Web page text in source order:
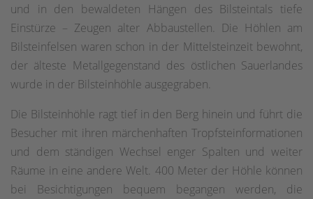
und in den bewaldeten Hängen des Bilsteintals tiefe
Einstürze – Zeugen alter Abbaustellen. Die Höhlen am
Bilsteinfelsen waren schon in der Mittelsteinzeit bewohnt,
der älteste Metallgegenstand des östlichen Sauerlandes
wurde in der Bilsteinhöhle ausgegraben.
Die Bilsteinhöhle ragt tief in den Berg hinein und führt die
Besucher mit ihren märchenhaften Tropfsteinformationen
und dem ständigen Wechsel enger Spalten und weiter
Räume in eine andere Welt. 400 Meter der Höhle können
bei Besichtigungen bequem begangen werden, die